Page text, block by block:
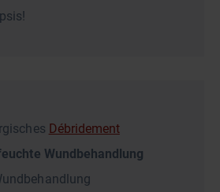
Débridement
Wundbehandlung